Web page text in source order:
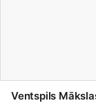
Ventspils